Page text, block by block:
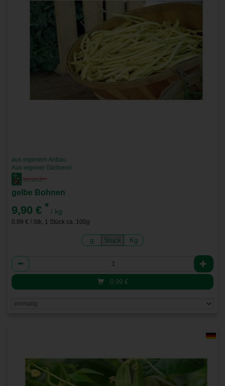
aus eigenem Anbau
Aus eigener Gärtnerei
gelbe Bohnen
9,90 € * / kg
0,99 € / Stk, 1 Stück ca. 100g
g Stück Kg
Anzahl
0,99 €